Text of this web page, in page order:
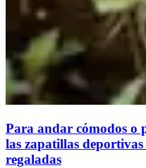
Para andar cómodos o
las zapatillas
regaladas